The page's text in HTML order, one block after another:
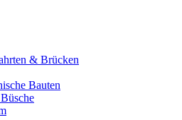
& Brücken
Bauten